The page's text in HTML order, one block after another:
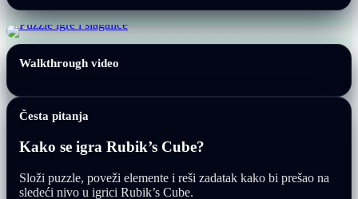
Walkthrough video
Česta pitanja
Kako se igra Rubik’s Cube?
Složi puzzle, poveži elemente i reši zadatak kako bi prešao na
sledeći nivo u igrici Rubik’s Cube.